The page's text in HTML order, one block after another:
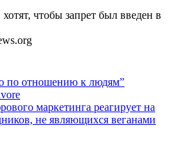
чтобы запрет был введен в
по отношению к людям”
маркетинга реагирует на
не являющихся веганами